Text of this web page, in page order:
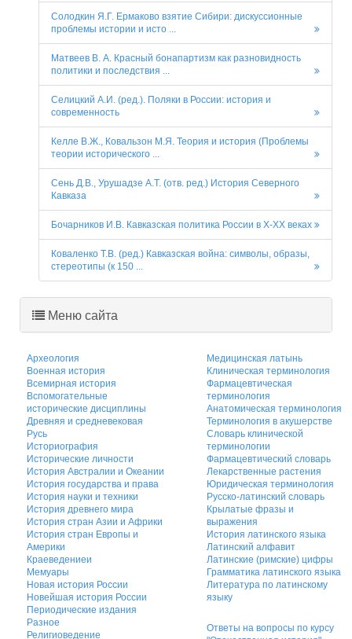
Солодкин Я.Г. Ермаково взятие Сибири: дискуссионные
проблемы истории и исто ...
Матвеев В. А. Красный бонапартизм как разновидность
политики и последствия ...
Селицкий А.И. (ред.). Поляки в России: история и
современность
Келле В.Ж., Ковальзон М.Я. Теория и история (Проблемы
теории исторического ...
Сень Д.В., Урушадзе А.Т. (отв. ред.) История Северного
Кавказа
Бочарников И.В. Кавказская политика России в X-XX веках
Коваленко Т.В. (ред.) Кавказская война: символы, образы,
стереотипы (к 150 ...
Меню сайта
Археология
Военная история
Всемирная история
Вспомогательные
исторические дисциплины
Древняя и средневековая
Русь
Историография
Исторические личности
История Австралии и Океании
История государства и права
История науки и техники
История древнего мира
История стран Азии и Африки
История стран Европы и
Америки
Краеведениеи
Мемуары
Новая история России
Новейшая история России
Периодические издания
Разное
Религиоведение
Медицинская латынь
Клиническая терминология
Фармацевтическая
терминология
Анатомическая терминология
Терминология в акушерстве
Словарь клинической
терминологии
Фармацевтический словарь
Лекарственные растения
Юридическая терминология
Русско-латинский словарь
Крылатые фразы и
выражения
История латинского языка
Латинский алфавит
Латинские (римские) цифры
Грамматика латинского языка
Литература по латинскому
языку
Ответы на вопросы по курсу